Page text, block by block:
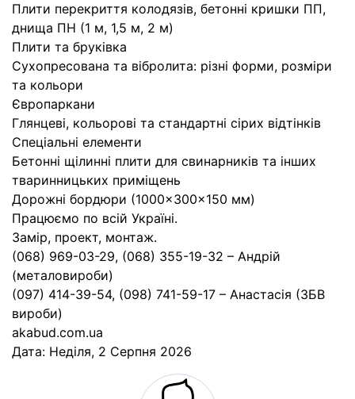
Плити перекриття колодязів, бетонні кришки ПП,
днища ПН (1 м, 1,5 м, 2 м)
Плити та бруківка
Сухопресована та вібролита: різні форми, розміри
та кольори
Європаркани
Глянцеві, кольорові та стандартні сірих відтінків
Спеціальні елементи
Бетонні щілинні плити для свинарників та інших
тваринницьких приміщень
Дорожні бордюри (1000×300×150 мм)
Працюємо по всій Україні.
Замір, проект, монтаж.
(068) 969-03-29, (068) 355-19-32 – Андрій
(металовироби)
(097) 414-39-54, (098) 741-59-17 – Анастасія (ЗБВ
вироби)
akabud.com.ua
Дата: Неділя, 2 Серпня 2026